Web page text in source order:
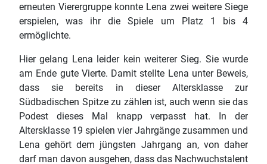
erneuten Vierergruppe konnte Lena zwei weitere Siege
erspielen, was ihr die Spiele um Platz 1 bis 4
ermöglichte.
Hier gelang Lena leider kein weiterer Sieg. Sie wurde
am Ende gute Vierte. Damit stellte Lena unter Beweis,
dass sie bereits in dieser Altersklasse zur
Südbadischen Spitze zu zählen ist, auch wenn sie das
Podest dieses Mal knapp verpasst hat. In der
Altersklasse 19 spielen vier Jahrgänge zusammen und
Lena gehört dem jüngsten Jahrgang an, von daher
darf man davon ausgehen, dass das Nachwuchstalent